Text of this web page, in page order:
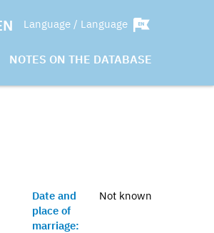
Language / Language
NOTES ON THE DATABASE
Date and
place of
marriage:
Not known